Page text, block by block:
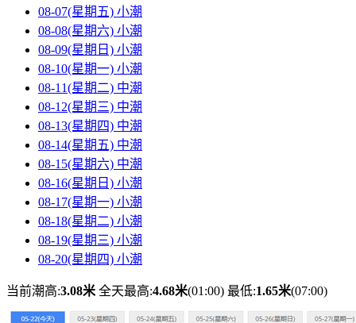
08-07(星期五) 小潮
08-08(星期六) 小潮
08-09(星期日) 小潮
08-10(星期一) 小潮
08-11(星期二) 中潮
08-12(星期三) 中潮
08-13(星期四) 中潮
08-14(星期五) 中潮
08-15(星期六) 中潮
08-16(星期日) 小潮
08-17(星期一) 小潮
08-18(星期二) 小潮
08-19(星期三) 小潮
08-20(星期四) 小潮
当前潮高:3.08米 全天最高:4.68米(01:00) 最低:1.65米(07:00)